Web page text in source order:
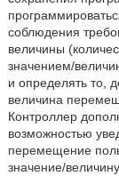
соблюдения
величины
значением/
и определять то,
величина
Контроллер
возможностью
перемещение
значение/